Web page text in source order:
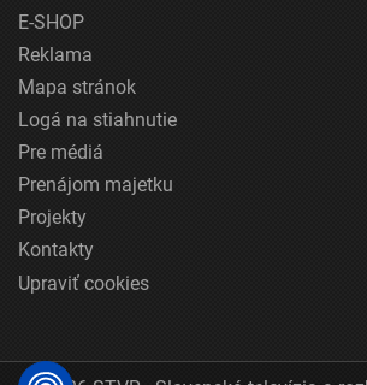
E-SHOP
Reklama
Mapa stránok
Logá na stiahnutie
Pre médiá
Prenájom majetku
Projekty
Kontakty
Upraviť cookies